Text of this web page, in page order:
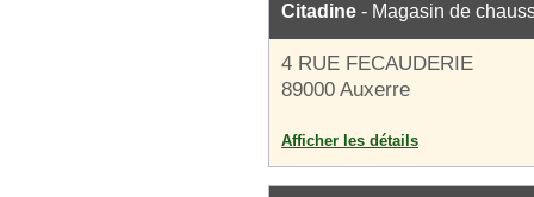
Citadine - Magasin de
4 RUE FECAUDERIE
89000 Auxerre
Afficher les détails